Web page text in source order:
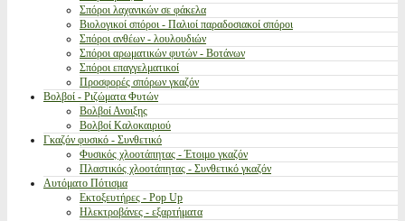
Σπόροι λαχανικών σε φάκελα
Βιολογικοί σπόροι - Παλιοί παραδοσιακοί σπόροι
Σπόροι ανθέων - λουλουδιών
Σπόροι αρωματικών φυτών - Βοτάνων
Σπόροι επαγγελματικοί
Προσφορές σπόρων γκαζόν
Βολβοί - Ριζώματα Φυτών
Βολβοί Ανοιξης
Βολβοί Καλοκαιριού
Γκαζόν φυσικό - Συνθετικό
Φυσικός χλοοτάπητας - Έτοιμο γκαζόν
Πλαστικός χλοοτάπητας - Συνθετικό γκαζόν
Αυτόματο Πότισμα
Εκτοξευτήρες - Pop Up
Ηλεκτροβάνες - εξαρτήματα